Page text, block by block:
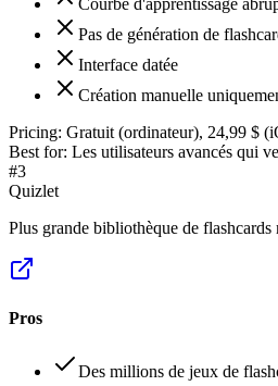
Pas de génération de
Interface datée
Création manuelle
Pricing: Gratuit (ordinateur), 24,99 $
Best for: Les utilisateurs avancés qui
#3
Quizlet
Plus grande bibliothèque de
Pros
Des millions de jeux de